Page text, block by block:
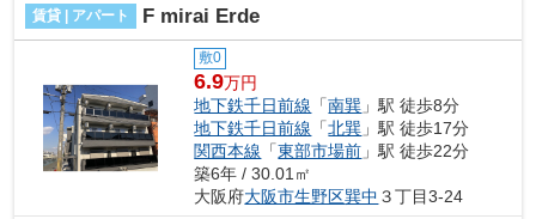
賃貸 | アパート F mirai Erde
敷0
6.9万円
地下鉄千日前線 「南巽 」駅 徒歩8分
地下鉄千日前線 「北巽 」駅 徒歩17分
関西本線 「東部市場前 」駅 徒歩22分
築6年 / 30.01㎡
大阪府大阪市生野区巽中 ３丁目3-24